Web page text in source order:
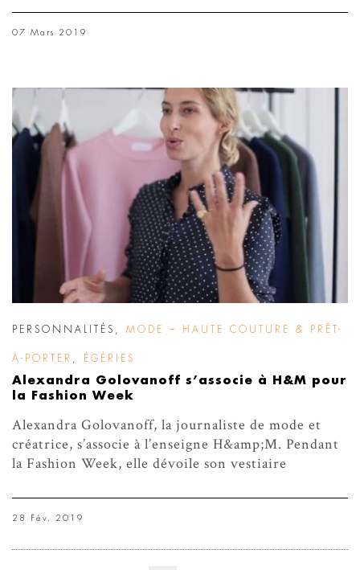
07 Mars 2019
PERSONNALITÉS MODE – HAUTE COUTURE & PRÊT-
À-PORTER ÉGÉRIES
Alexandra Golovanoff s’associe à H&M pour
la Fashion Week
Alexandra Golovanoff, la journaliste de mode et
créatrice, s’associe à l’enseigne H&amp;M. Pendant
la Fashion Week, elle dévoile son vestiaire
28 Fév. 2019